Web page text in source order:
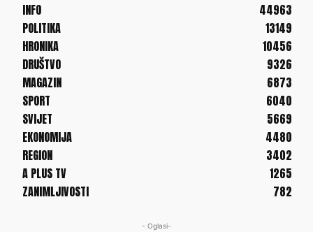
INFO
44963
POLITIKA
13149
HRONIKA
10456
DRUŠTVO
9326
MAGAZIN
6873
SPORT
6040
SVIJET
5669
EKONOMIJA
4480
REGION
3402
A PLUS TV
1265
ZANIMLJIVOSTI
782
- Oglasi-